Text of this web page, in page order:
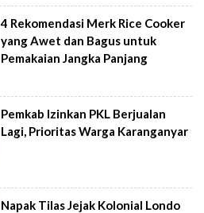
4 Rekomendasi Merk Rice Cooker
yang Awet dan Bagus untuk
Pemakaian Jangka Panjang
Pemkab Izinkan PKL Berjualan
Lagi, Prioritas Warga Karanganyar
Napak Tilas Jejak Kolonial Londo